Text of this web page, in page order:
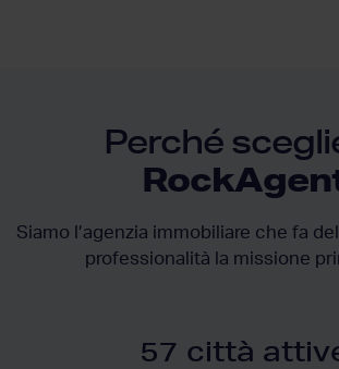
Perché
Siamo l’agenzia immobiliare che fa
professionalità la missione
57 città